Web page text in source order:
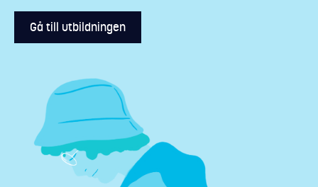
Gå till utbildningen